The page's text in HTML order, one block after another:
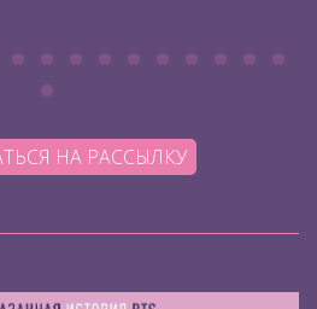
НА РАССЫЛКУ